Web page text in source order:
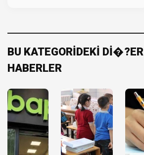
BU KATEGORİDEKİ Dİ�?ER
HABERLER